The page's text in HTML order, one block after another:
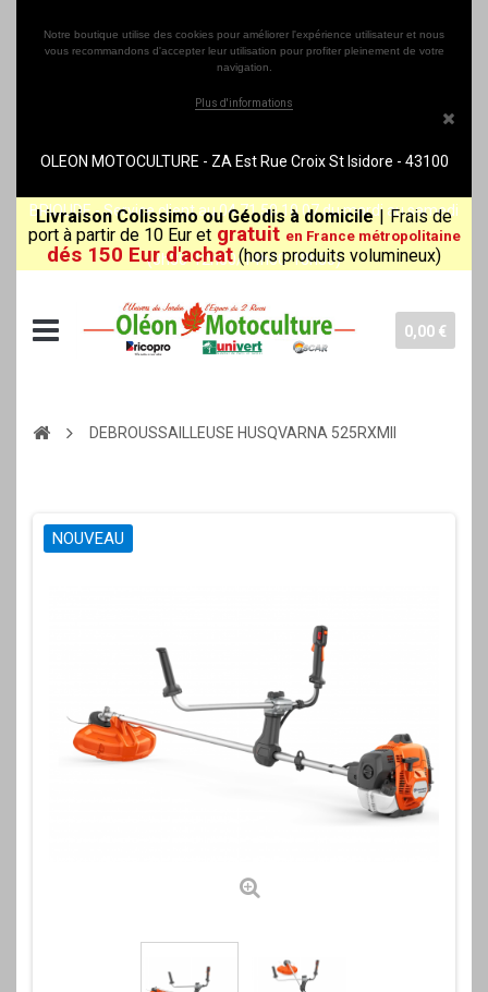
Notre boutique utilise des cookies pour améliorer l'expérience utilisateur et nous
vous recommandons d'accepter leur utilisation pour profiter pleinement de votre
navigation.
Plus d'informations
OLEON MOTOCULTURE - ZA Est Rue Croix St Isidore - 43100
BRIOUDE - Service client au 04 71 50 10 07 du mardi au samedi
(8h30-12h00/14h00-18h30)
Livraison Colissimo ou Géodis à domicile | Frais de
port à partir de 10 Eur et gratuit en France métropolitaine
dés 150 Eur d'achat (hors produits volumineux)
0,00 €
DEBROUSSAILLEUSE HUSQVARNA 525RXMII
NOUVEAU